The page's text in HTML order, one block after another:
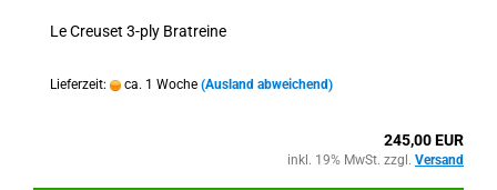
Le Creuset 3-ply Bratreine
Lieferzeit: ca. 1 Woche (Ausland abweichend)
245,00 EUR
inkl. 19% MwSt. zzgl. Versand